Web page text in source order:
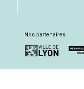
Nos partenaires